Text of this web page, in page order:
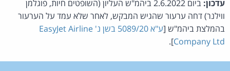
עדכון:
ביום 2.6.2022 ביהמ"ש העליון (השופטים חיות, פוגלמן
ווילנר) דחה ערעור שהגיש המבקש, לאחר שלא עמד על הערעור
בהמלצת ביהמ"ש [
ע"א 5089/20 בשן נ' EasyJet Airline
Company Ltd
].